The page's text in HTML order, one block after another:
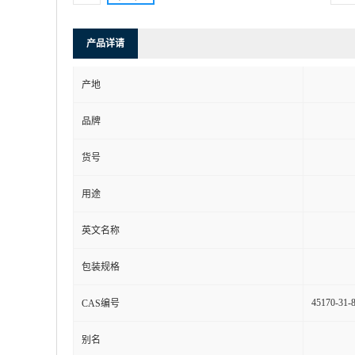
产品详请
产地
品牌
货号
用途
英文名称
包装规格
CAS编号 45170-31-8
别名